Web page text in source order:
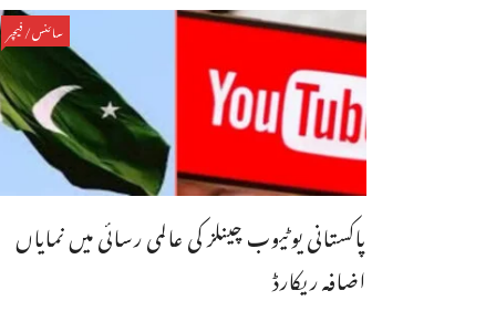
سائنس/فیچر
پاکستانی یوٹیوب چینلز کی عالمی رسائی میں نمایاں
اضافہ ریکارڈ